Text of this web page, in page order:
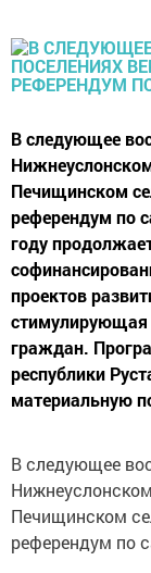
В следующее
Печищинском
референдум по
году
проектов
стимулирующая
граждан.
республики
материальную
В следующее
Печищинском
референдум по